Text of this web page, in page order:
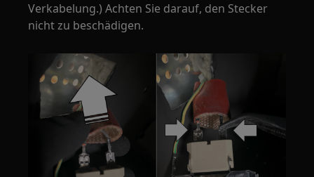
Verkabelung.) Achten Sie darauf, den Stecker
nicht zu beschädigen.